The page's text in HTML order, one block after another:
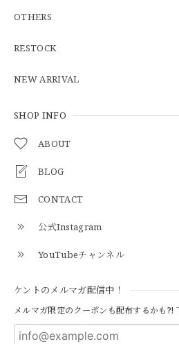
OTHERS
RESTOCK
NEW ARRIVAL
SHOP INFO
ABOUT
BLOG
CONTACT
公式Instagram
YouTubeチャンネル
ケントのメルマガ配信中！
メルマガ限定のクーポンも配布するかも?!
とても早く対応頂きありがとうござ
2026/04/21
NAVY
2026/04/21